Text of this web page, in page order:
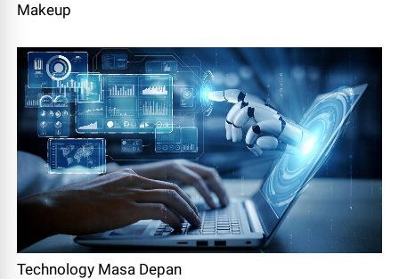
Makeup
Technology Masa Depan